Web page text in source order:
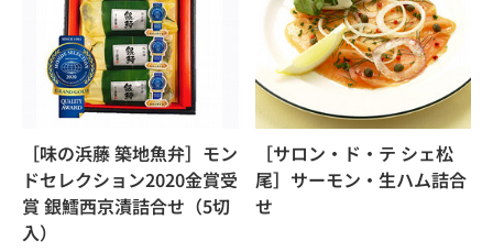
［味の浜藤 築地魚弁］モン
ドセレクション2020金賞受
賞 銀鱈西京漬詰合せ（5切
入）
［サロン・ド・テ シェ松
尾］サーモン・生ハム詰合
せ